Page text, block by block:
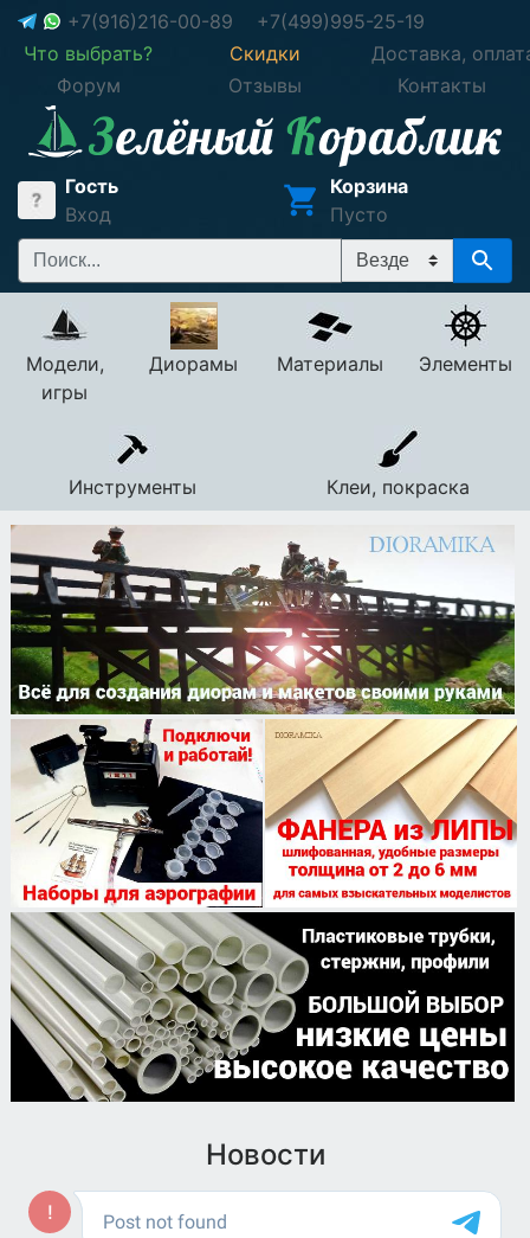
+7(916)216-00-89
+7(499)995-25-19
Что выбрать?
Скидки
Доставка,
Форум
Отзывы Контакты
Гость
Вход
Корзина
Пусто
Модели,
игры
Диорамы Материалы Элементы
Инструменты Клеи, покраска
Новости